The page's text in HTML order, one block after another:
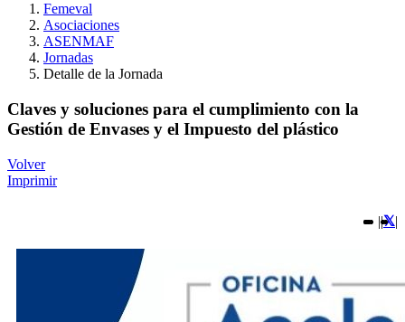
Femeval
Asociaciones
ASENMAF
Jornadas
Detalle de la Jornada
Claves y soluciones para el cumplimiento con la
Gestión de Envases y el Impuesto del plástico
Volver
Imprimir
|| |